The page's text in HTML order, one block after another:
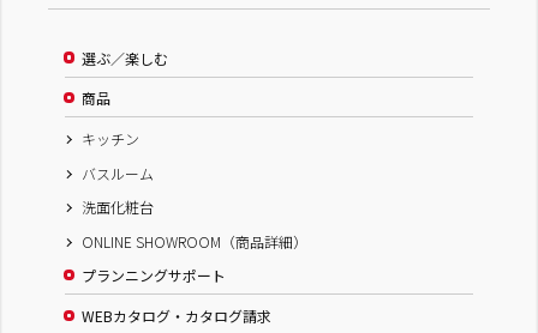
選ぶ／楽しむ
商品
キッチン
バスルーム
洗面化粧台
ONLINE SHOWROOM（商品詳細）
プランニングサポート
WEBカタログ・カタログ請求